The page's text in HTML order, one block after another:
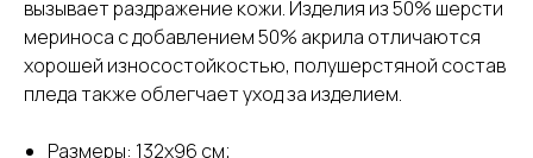
вызывает раздражение кожи. Изделия из 50% шерсти
мериноса с добавлением 50% акрила отличаются
хорошей износостойкостью, полушерстяной состав
пледа также облегчает уход за изделием.
Размеры: 132х96 см;